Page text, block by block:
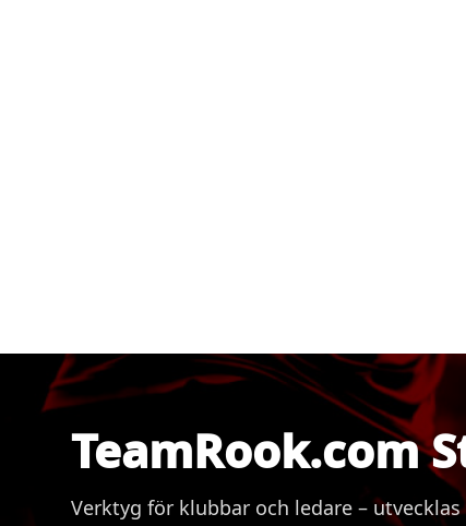
TeamRook.com
Verktyg för klubbar och ledare –